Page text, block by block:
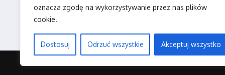
oznacza zgodę na wykorzystywanie przez nas plików
cookie.
Dostosuj Odrzuć wszystkie Akceptuj wszystko